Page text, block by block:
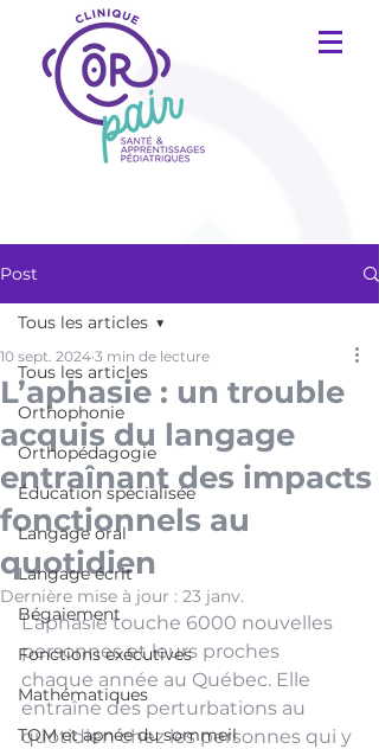
Post
Tous les articles
Orthophonie
Orthopédagogie
Éducation spécialisée
Langage oral
Langage écrit
Bégaiement
Fonctions exécutives
Mathématiques
TOM et apnée du sommeil
Tous les articles
L’aphasie : un trouble
acquis du langage
entraînant des impacts
fonctionnels au
quotidien
10 sept. 2024 3 min de lecture
Dernière mise à jour : 23 janv.
L’aphasie touche 6000 nouvelles
personnes et leurs proches
chaque année au Québec. Elle
entraîne des perturbations au
quotidien chez les personnes qui y